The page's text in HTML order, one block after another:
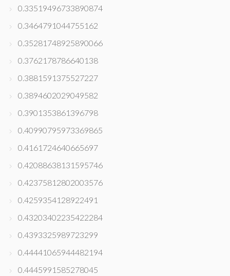
0.33519496733890874
0.3464791044755162
0.35281748925890066
0.3762178786640138
0.3881591375527227
0.3894602029049582
0.3901353861396798
0.40990795973369865
0.4161724640665697
0.42088638131595746
0.42375812802003576
0.4259354128922491
0.43203402235422284
0.4393325989723299
0.44441065944482194
0.4445991585278045